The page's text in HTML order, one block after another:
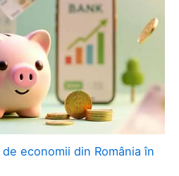
economii din România în